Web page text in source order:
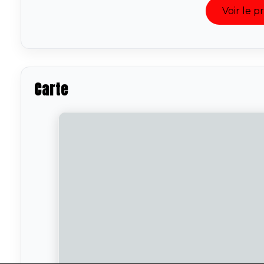
Voir le
Carte